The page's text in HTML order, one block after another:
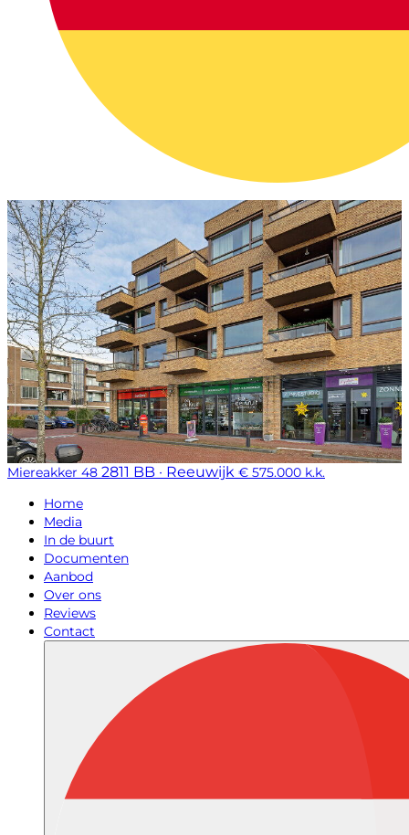
Miereakker 48 2811 BB · Reeuwijk € 575.000 k.k.
Home
Media
In de buurt
Documenten
Aanbod
Over ons
Reviews
Contact